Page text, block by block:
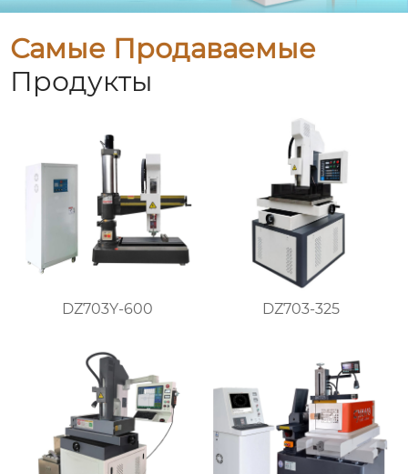
Самые Продаваемые
Продукты
DZ703Y-600 DZ703-325